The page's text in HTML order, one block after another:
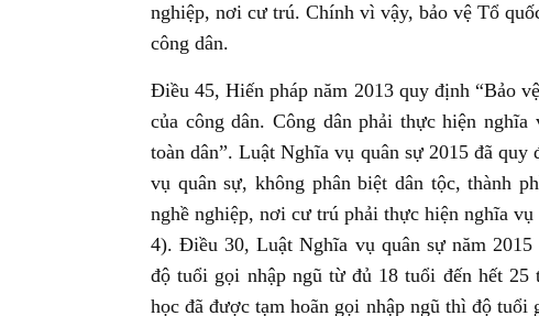
nghiệp, nơi cư trú. Chính vì vậy, bảo vệ Tổ
công dân.
Điều 45, Hiến pháp năm 2013 quy định “Bảo
của công dân. Công dân phải thực hiện
toàn dân”. Luật Nghĩa vụ quân sự 2015 đã
vụ quân sự, không phân biệt dân tộc, thành
nghề nghiệp, nơi cư trú phải thực hiện nghĩa
4). Điều 30, Luật Nghĩa vụ quân sự năm
độ tuổi gọi nhập ngũ từ đủ 18 tuổi đến hết
học đã được tạm hoãn gọi nhập ngũ thì độ